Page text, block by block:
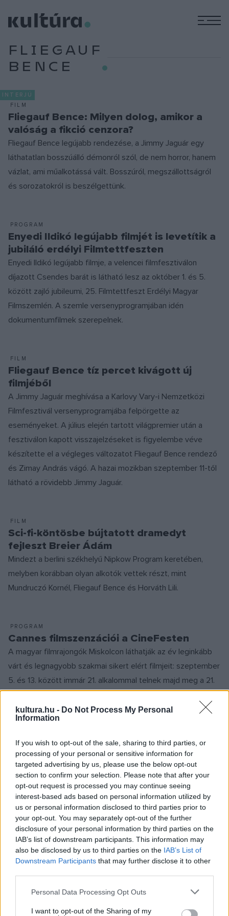
kultura.hu - Do Not Process My Personal
Information
If you wish to opt-out of the sale, sharing to third parties, or
processing of your personal or sensitive information for
targeted advertising by us, please use the below opt-out
section to confirm your selection. Please note that after your
opt-out request is processed you may continue seeing
interest-based ads based on personal information utilized by
us or personal information disclosed to third parties prior to
your opt-out. You may separately opt-out of the further
disclosure of your personal information by third parties on the
IAB’s list of downstream participants. This information may
also be disclosed by us to third parties on the IAB’s List of
Downstream Participants that may further disclose it to other
Please note that this website/app uses one or more Google
not limited to your visit or usage behaviour. You may click to
Personal Data Processing Opt Outs
I want to opt-out of the Sharing of my
FLIEGAUF
BENCE
INTERJÚ
FILM
Fliegauf Bence: Milyen dolog, amikor a
valóság a fikció cenzora?
Fliegauf Bence legújabb rendezése, a Jimmy Jaguár egy
láthatatlan bosszúálló démonról szól, de nem horror, hanem
vázlat, ami műalkotássá vált. Bosszúról, megszállottságról
és sorozatokról is beszélgettünk.
PROGRAM
Enyedi Ildikó legújabb filmjét is levetítik a
jubiláló erdélyi Filmtettfeszten
Enyedi Ildikó legújabb filmje, a velencei filmfesztiválon
díjazott Csendes barát is látható lesz az október 1. és 5.
között zajló jubileumi, 25. Filmtettfeszt Erdélyi Magyar
Filmszemlén. A szemle versenyprogramjában idén
dokumentumfilmek szerepelnek.
FILM
Fliegauf Bence tíz percet kivágott új
filmjéből
A Jimmy Jaguár meghívása a Karlovy Vary-i Nemzetközi
Filmfesztivál versenyprogramjába felpörgette az
eseményeket. A július elején tartott világpremier után a
fesztiválon kapott visszajelzéseket is figyelembe véve
készítette el a végleges változatot Fliegauf Bence rendező
és Zimay András vágó. A hazai mozikban szeptember 11-től
látható a rövidebb Jimmy Jaguár.
FILM
Sci-fi-köntösbe bújtatott dramedyt
fejleszt Breier Ádám
Mindezt a berlini székhelyű Nipkow Program keretében,
melyben korábban olyan alkotók vettek részt, mint
Mundruczó Kornél, Fliegauf Bence és Horváth Lili.
PROGRAM
Cannes filmszenzációi a CineFesten
A magyar filmrajongók Miskolcon láthatják az év leginkább
várt és legnagyobb szakmai sikert elért filmjeit: szeptember
5. és 13. között immár 21. alkalommal telnek majd meg a 21.
Miskolcon is látható lesz a Karlovy
Varyban debütált magyar film
A CineFest Miskolci Nemzetközi Filmfesztiválon mutatkozik
be magyar közönség előtt Fliegauf Bence filmje, a Jimmy
Jaguár. Az alkotás a fesztivál után szeptember 11-től látható
a mozikban.
FILM
Karlovy Varyban elkezdődött nemzetközi
filmfesztivál
A nyugat-csehországi Karlovy Varyban péntek este